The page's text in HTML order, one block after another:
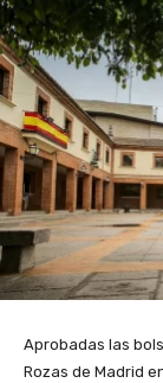
Aprobadas las
Rozas de Madrid